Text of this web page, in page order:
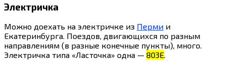
Электричка
Можно доехать на электричке из Перми и
Екатеринбурга. Поездов, двигающихся по разным
направлениям (в разные конечные пункты), много.
Электричка типа «Ласточка» одна — 803Е.